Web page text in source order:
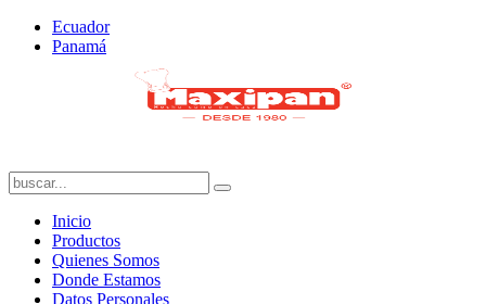
Ecuador
Panamá
Inicio
Productos
Quienes Somos
Donde Estamos
Datos Personales